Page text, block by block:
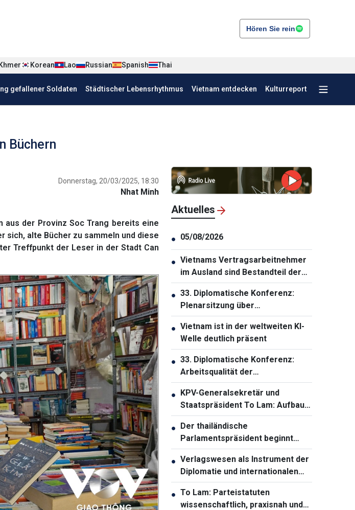
Hören Sie rein
Korean Lao Russian Spanish Thai
gefallener Soldaten Städtischer Lebensrhythmus Vietnam entdecken Kulturreport
Büchern
Donnerstag, 20/03/2025, 18:30
Nhat Minh
aus der Provinz Soc Trang bereits eine
alte Bücher zu sammeln und diese
Treffpunkt der Leser in der Stadt Can
Aktuelles
● 05/08/2026
● Vietnams Vertragsarbeitnehmer
im Ausland sind Bestandteil der
nationalen Strategie zur
Entwicklung der
Humanressourcen
● 33. Diplomatische Konferenz:
Plenarsitzung über
Außenbeziehungen der Partei
und Volksdiplomatie
● Vietnam ist in der weltweiten KI-
Welle deutlich präsent
● 33. Diplomatische Konferenz:
Arbeitsqualität der
Auslandsvertretungen
verbessern
● KPV-Generalsekretär und
Staatspräsident To Lam: Aufbau
einer solidarischen und starken
ASEAN-Gemeinschaft
● Der thailändische
Parlamentspräsident beginnt
offiziellen Vietnam-Besuch
● Verlagswesen als Instrument der
Diplomatie und internationalen
Integration stärken
● To Lam: Parteistatuten
wissenschaftlich, praxisnah und